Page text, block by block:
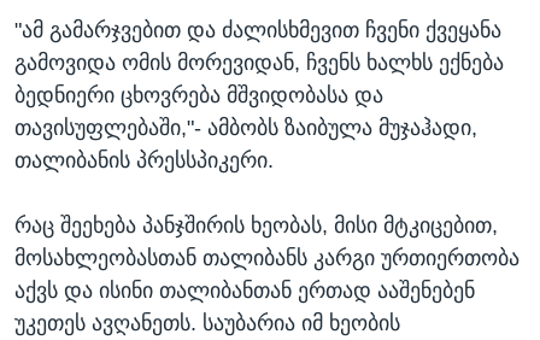
"ამ გამარჯვებით და ძალისხმევით ჩვენი ქვეყანა
გამოვიდა ომის მორევიდან, ჩვენს ხალხს ექნება
ბედნიერი ცხოვრება მშვიდობასა და
თავისუფლებაში,"- ამბობს ზაიბულა მუჯაჰადი,
თალიბანის პრესსპიკერი.
რაც შეეხება პანჯშირის ხეობას, მისი მტკიცებით,
მოსახლეობასთან თალიბანს კარგი ურთიერთობა
აქვს და ისინი თალიბანთან ერთად ააშენებენ
უკეთეს ავღანეთს. საუბარია იმ ხეობის